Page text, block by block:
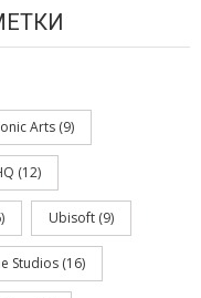
Arts (9)
(12)
Ubisoft (9)
Studios (16)